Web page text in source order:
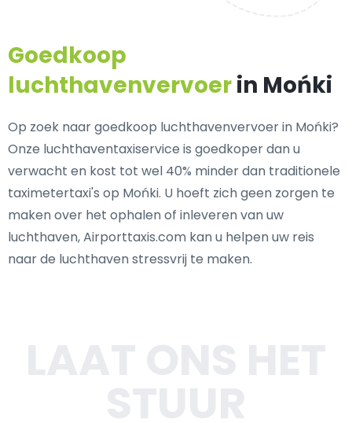
Goedkoop
luchthavenvervoerin Mońki
Op zoek naar goedkoop luchthavenvervoer in Mońki?
Onze luchthaventaxiservice is goedkoper dan u
verwacht en kost tot wel 40% minder dan traditionele
taximetertaxi's op Mońki. U hoeft zich geen zorgen te
maken over het ophalen of inleveren van uw
luchthaven, Airporttaxis.com kan u helpen uw reis
naar de luchthaven stressvrij te maken.